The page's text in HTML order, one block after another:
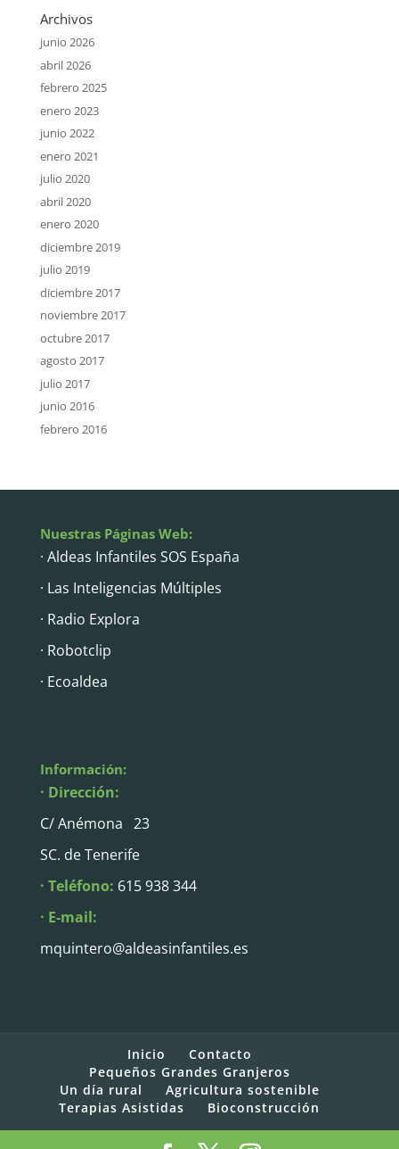
Archivos
junio 2026
abril 2026
febrero 2025
enero 2023
junio 2022
enero 2021
julio 2020
abril 2020
enero 2020
diciembre 2019
julio 2019
diciembre 2017
noviembre 2017
octubre 2017
agosto 2017
julio 2017
junio 2016
febrero 2016
Nuestras Páginas Web:
· Aldeas Infantiles SOS España
· Las Inteligencias Múltiples
· Radio Explora
· Robotclip
· Ecoaldea
Información:
· Dirección:
C/ Anémona 23
SC. de Tenerife
· Teléfono: 615 938 344
· E-mail:
mquintero@aldeasinfantiles.es
Inicio
Contacto
Pequeños Grandes Granjeros
Un día rural
Agricultura sostenible
Terapias Asistidas
Bioconstrucción